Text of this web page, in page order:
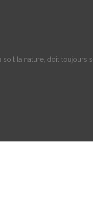
soit la nature, doit